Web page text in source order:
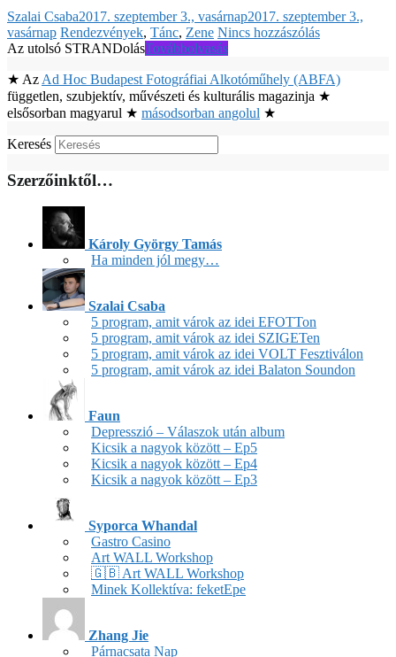
Szalai Csaba2017. szeptember 3., vasárnap2017. szeptember 3.,
vasárnap Rendezvények, Tánc, Zene Nincs hozzászólás
Az utolsó STRANDolásTovábbolvasás
★ Az Ad Hoc Budapest Fotográfiai Alkotóműhely (ABFA)
független, szubjektív, művészeti és kulturális magazinja ★
elsősorban magyarul ★ másodsorban angolul ★
Keresés
Szerzőinktől…
Károly György Tamás
Ha minden jól megy…
Szalai Csaba
5 program, amit várok az idei EFOTTon
5 program, amit várok az idei SZIGETen
5 program, amit várok az idei VOLT Fesztiválon
5 program, amit várok az idei Balaton Soundon
Faun
Depresszió – Válaszok után album
Kicsik a nagyok között – Ep5
Kicsik a nagyok között – Ep4
Kicsik a nagyok között – Ep3
Syporca Whandal
Gastro Casino
Art WALL Workshop
🇬🇧 Art WALL Workshop
Minek Kollektíva: feketEpe
Zhang Jie
Párnacsata Nap